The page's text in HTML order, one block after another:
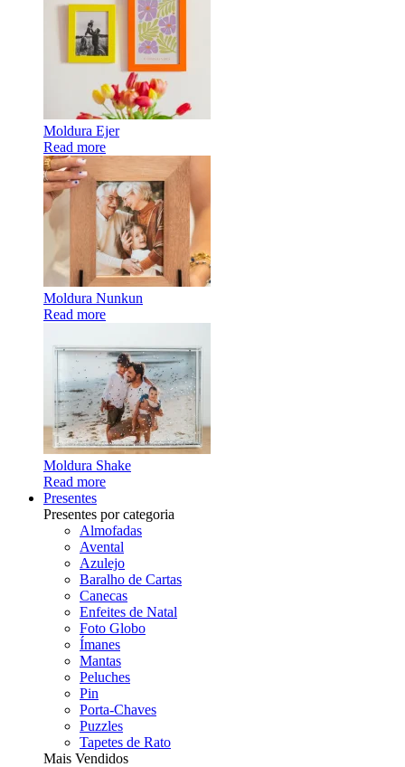
Moldura Ejer
Read more
Moldura Nunkun
Read more
Moldura Shake
Read more
Presentes
Presentes por categoria
Almofadas
Avental
Azulejo
Baralho de Cartas
Canecas
Enfeites de Natal
Foto Globo
Ímanes
Mantas
Peluches
Pin
Porta-Chaves
Puzzles
Tapetes de Rato
Mais Vendidos